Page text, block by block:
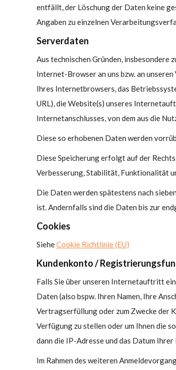
entfällt, der Löschung der Daten keine
Angaben zu einzelnen
Serverdaten
Aus technischen Gründen,
Internet-Browser an uns bzw. an
Ihres Internetbrowsers, das
URL), die Website(s) unseres
Internetanschlusses, von dem aus die
Diese so erhobenen Daten werden
Diese Speicherung erfolgt auf der
Verbesserung, Stabilität, Funktionalität
Die Daten werden spätestens nach
ist. Andernfalls sind die Daten bis zur
Cookies
SieheCookie Richtlinie (EU)
Kundenkonto /
Falls Sie über unseren Internetauftritt
Daten (also bspw. Ihren Namen, Ihre
Vertragserfüllung oder zum Zwecke der
Verfügung zu stellen oder um Ihnen die
dann die IP-Adresse und das Datum
Im Rahmen des weiteren